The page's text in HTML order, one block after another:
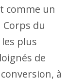
comme un
du
plus
de
conversion, à